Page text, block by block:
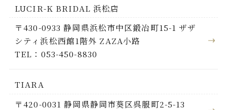
LUCIR-K BRIDAL 浜松店
〒430-0933 静岡県浜松市中区鍛冶町15-1 ザザ
シティ浜松西館1階外 ZAZA小路
TEL：053-450-8830
TIARA
〒420-0031 静岡県静岡市葵区呉服町2-5-13